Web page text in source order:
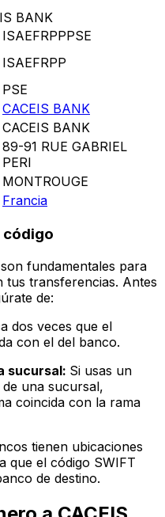
BANK
ISAEFRPPPSE
ISAEFRPP
PSE
CACEIS BANK
CACEIS BANK
89-91 RUE GABRIEL
PERI
MONTROUGE
Francia
código
fundamentales para
transferencias. Antes
de:
dos veces que el
con el del banco.
sucursal: Si usas un
una sucursal,
coincida con la rama
tienen ubicaciones
que el código SWIFT
de destino.